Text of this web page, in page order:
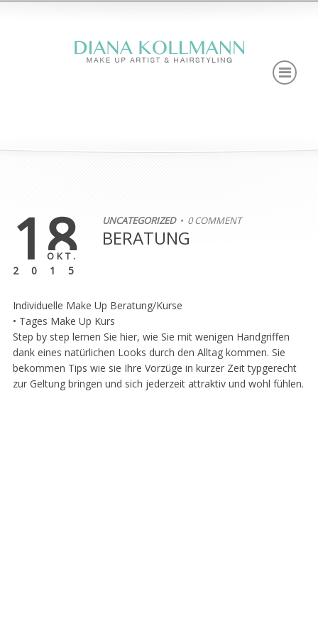
18
OKT.
2015
UNCATEGORIZED• 0 COMMENT
BERATUNG
Individuelle Make Up Beratung/Kurse
• Tages Make Up Kurs
Step by step lernen Sie hier, wie Sie mit wenigen Handgriffen
dank eines natürlichen Looks durch den Alltag kommen. Sie
bekommen Tips wie sie Ihre Vorzüge in kurzer Zeit typgerecht
zur Geltung bringen und sich jederzeit attraktiv und wohl fühlen.